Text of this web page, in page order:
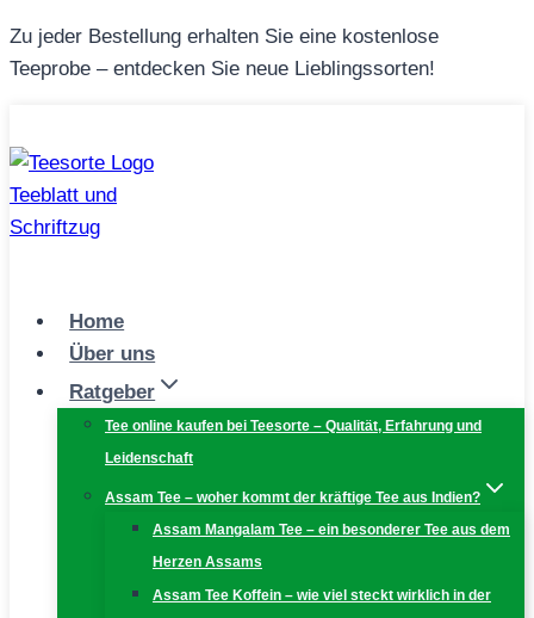
Zum
Inhalt
Zu jeder Bestellung erhalten Sie eine kostenlose
Teeprobe – entdecken Sie neue Lieblingssorten!
Home
Über uns
Ratgeber
Tee online kaufen bei Teesorte – Qualität, Erfahrung und
Leidenschaft
Assam Tee – woher kommt der kräftige Tee aus Indien?
Assam Mangalam Tee – ein besonderer Tee aus dem
Herzen Assams
Assam Tee Koffein – wie viel steckt wirklich in der